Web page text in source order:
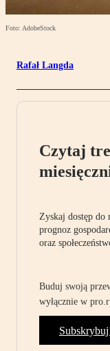
Foto: AdobeStock
Rafał Langda
Czytaj
Zyskaj dostęp do
prognoz
oraz
Buduj swoją
wyłącznie w